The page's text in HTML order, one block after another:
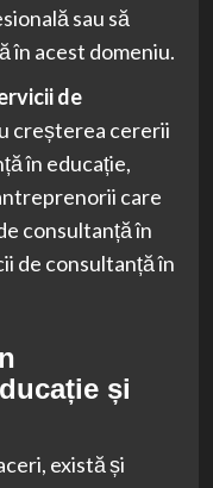
sau să
în acest domeniu.
de
creșterea cererii
în educație,
care
consultanță în
de consultanță în
și
există și